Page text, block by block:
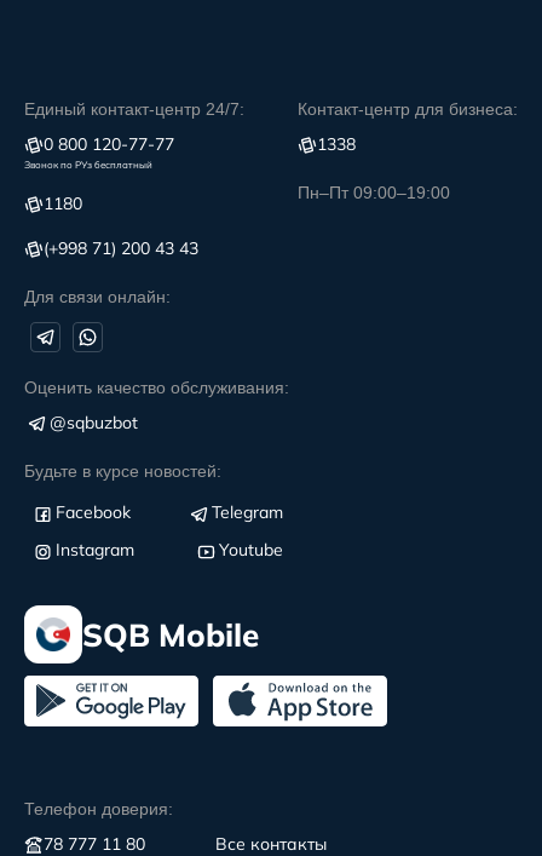
Единый контакт-центр 24/7:
0 800 120-77-77
Звонок по РУз бесплатный
1180
(+998 71) 200 43 43
Для связи онлайн:
Контакт-центр для бизнеса:
1338
Пн–Пт 09:00–19:00
Оценить качество обслуживания:
@sqbuzbot
Будьте в курсе новостей:
Facebook
Telegram
Instagram
Youtube
SQB Mobile
Телефон доверия:
78 777 11 80 Все контакты